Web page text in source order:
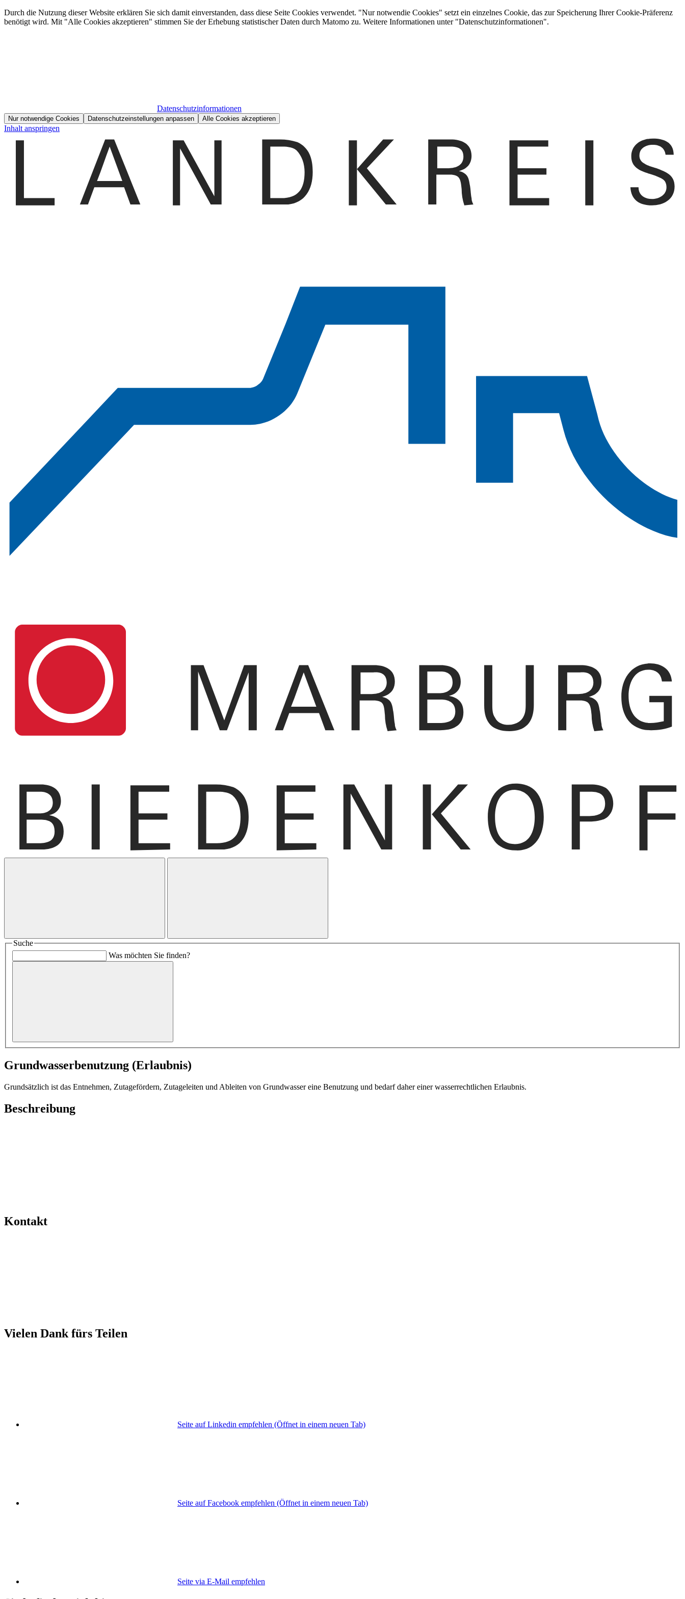
Durch die Nutzung dieser Website erklären Sie sich damit einverstanden, dass diese Seite Cookies verwendet. "Nur notwendie Cookies" setzt ein einzelnes Cookie, das zur Speicherung Ihrer Cookie-Präferenz
benötigt wird. Mit "Alle Cookies akzeptieren" stimmen Sie der Erhebung statistischer Daten durch Matomo zu. Weitere Informationen unter "Datenschutzinformationen".
Datenschutzinformationen
Nur notwendige Cookies Datenschutzeinstellungen anpassen Alle Cookies akzeptieren
Inhalt anspringen
Suche
Was möchten Sie finden?
Grundwasserbenutzung (Erlaubnis)
Grundsätzlich ist das Entnehmen, Zutagefördern, Zutageleiten und Ableiten von Grundwasser eine Benutzung und bedarf daher einer wasserrechtlichen Erlaubnis.
Beschreibung
Kontakt
Vielen Dank fürs Teilen
Seite auf Linkedin empfehlen (Öffnet in einem neuen Tab)
Seite auf Facebook empfehlen (Öffnet in einem neuen Tab)
Seite via E-Mail empfehlen